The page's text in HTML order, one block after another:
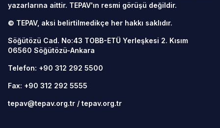
yazarlarına aittir. TEPAV'ın resmi görüşü değildir.
© TEPAV, aksi belirtilmedikçe her hakkı saklıdır.
Söğütözü Cad. No:43 TOBB-ETÜ Yerleşkesi 2. Kısım
06560 Söğütözü-Ankara
Telefon: +90 312 292 5500
Fax: +90 312 292 5555
tepav@tepav.org.tr / tepav.org.tr